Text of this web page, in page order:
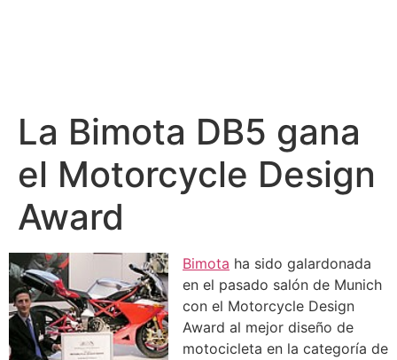
La Bimota DB5 gana
el Motorcycle Design
Award
Bimota ha sido galardonada
en el pasado salón de Munich
con el Motorcycle Design
Award al mejor diseño de
motocicleta en la categoría de